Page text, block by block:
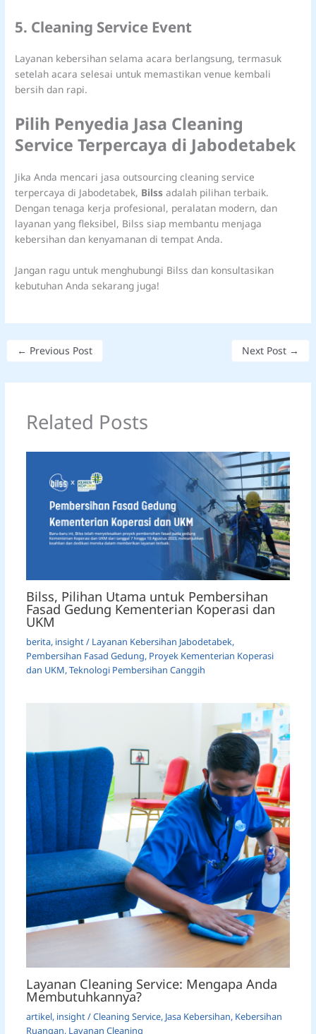
5. Cleaning Service Event
Layanan kebersihan selama acara berlangsung, termasuk
setelah acara selesai untuk memastikan venue kembali
bersih dan rapi.
Pilih Penyedia Jasa Cleaning
Service Terpercaya di Jabodetabek
Jika Anda mencari jasa outsourcing cleaning service
terpercaya di Jabodetabek, Bilss adalah pilihan terbaik.
Dengan tenaga kerja profesional, peralatan modern, dan
layanan yang fleksibel, Bilss siap membantu menjaga
kebersihan dan kenyamanan di tempat Anda.
Jangan ragu untuk menghubungi Bilss dan konsultasikan
kebutuhan Anda sekarang juga!
← Previous Post Next Post →
Related Posts
Bilss, Pilihan Utama untuk Pembersihan
Fasad Gedung Kementerian Koperasi dan
UKM
berita, insight/ Layanan Kebersihan Jabodetabek,
Pembersihan Fasad Gedung, Proyek Kementerian Koperasi
dan UKM,Teknologi Pembersihan Canggih
Layanan Cleaning Service: Mengapa Anda
Membutuhkannya?
artikel, insight/Cleaning Service, Jasa Kebersihan, Kebersihan
Ruangan, Layanan Cleaning